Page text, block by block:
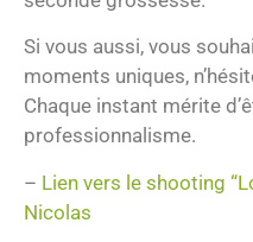
Si vous aussi, vous
moments uniques,
Chaque instant mérite
professionnalisme.
– Lien vers le shooting
Nicolas